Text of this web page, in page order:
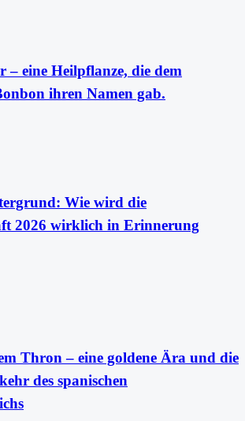
– eine Heilpflanze, die dem
ihren Namen gab.
Wie wird die
2026 wirklich in Erinnerung
Thron – eine goldene Ära und die
des spanischen